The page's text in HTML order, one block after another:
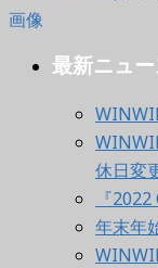
最新ニュー
休日変
『
年末年